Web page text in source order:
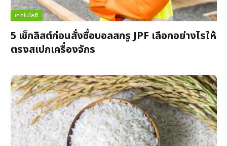
เทคโนโลยี
5 เช็กลิสต์ก่อนสั่งซื้อบอลสกรู JPF เลือกอย่างไรให้
ตรงสเปกเครื่องจักร